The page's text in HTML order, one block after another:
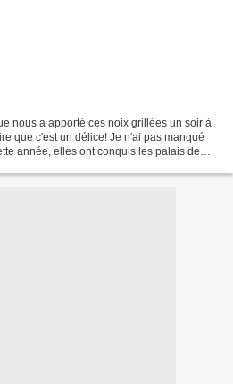
nous a apporté ces noix grillées un soir à
que c'est un délice! Je n'ai pas manqué
année, elles ont conquis les palais de